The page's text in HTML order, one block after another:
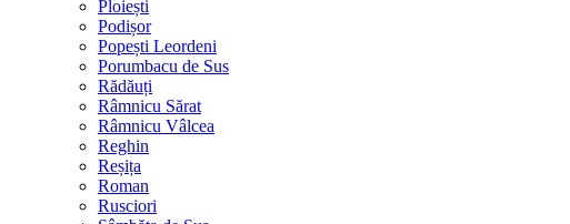
Ploiești
Podișor
Popești Leordeni
Porumbacu de Sus
Rădăuți
Râmnicu Sărat
Râmnicu Vâlcea
Reghin
Reșița
Roman
Rusciori